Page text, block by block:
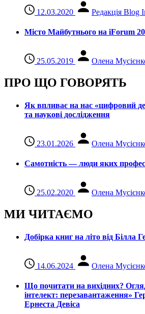
12.03.2020 Редакція Blog
Місто Майбутнього на iForum
25.05.2019 Олена
ПРО ЩО ГОВОРЯТЬ
Як впливає на нас «цифровий
та наукові дослідження
23.01.2026 Олена
Самотність — люди яких
25.02.2020 Олена
МИ ЧИТАЄМО
Добірка книг на літо від Білла
14.06.2024 Олена
Що почитати на вихідних?
інтелект: перезавантаження»
Ернеста Девіса